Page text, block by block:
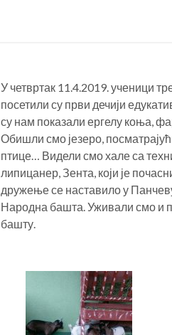
У четвртак 11.4.2019. ученици
посетили су први дечији
су нам показали ергелу коња,
Обишли смо језеро,
птице… Видели смо хале са
липицанер, Зента, који је
дружење се наставило у
Народна башта. Уживали смо и
башту.